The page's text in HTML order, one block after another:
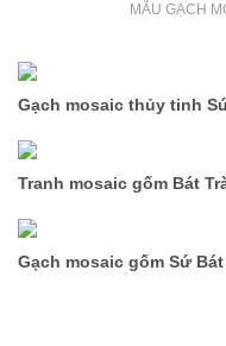
MẪU GẠCH
Gạch mosaic thủy tinh
Tranh mosaic gốm Bát
Gạch mosaic gốm Sứ